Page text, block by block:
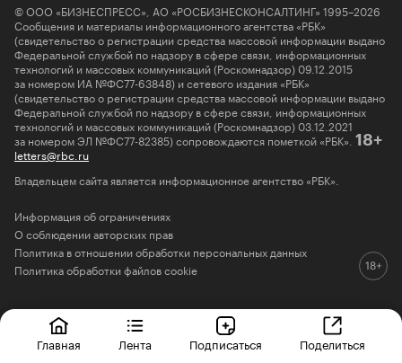
© ООО «БИЗНЕСПРЕСС», АО «РОСБИЗНЕСКОНСАЛТИНГ» 1995–2026
Сообщения и материалы информационного агентства «РБК»
(свидетельство о регистрации средства массовой информации выдано
Федеральной службой по надзору в сфере связи, информационных
технологий и массовых коммуникаций (Роскомнадзор) 09.12.2015
за номером ИА №ФС77-63848) и сетевого издания «РБК»
(свидетельство о регистрации средства массовой информации выдано
Федеральной службой по надзору в сфере связи, информационных
технологий и массовых коммуникаций (Роскомнадзор) 03.12.2021
за номером ЭЛ №ФС77-82385) сопровождаются пометкой «РБК». 18+
letters@rbc.ru
Владельцем сайта является информационное агентство «РБК».
Информация об ограничениях
О соблюдении авторских прав
Политика в отношении обработки персональных данных
Политика обработки файлов cookie
Главная Лента Подписаться Поделиться